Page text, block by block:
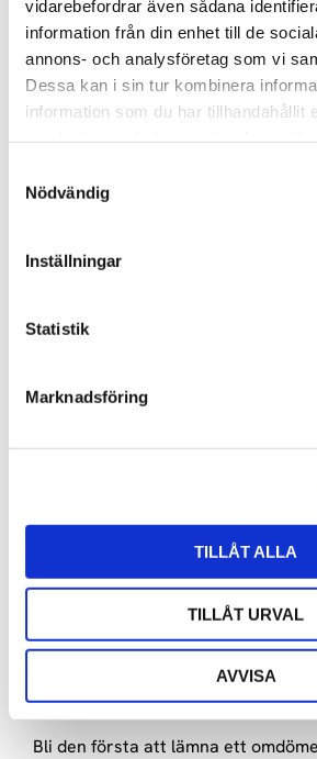
vidarebefordrar även sådana
information från din enhet till de
annons- och analysföretag som vi
Dessa kan i sin tur kombinera
information som du har tillhandahållit
Nödvändig
Inställningar
Statistik
Marknadsföring
TILLÅT ALLA
TILLÅT URVAL
AVVISA
Du
Bli den första att lämna ett
RELATERADE PRODUKTER
HIFI ROSE RA180
74 990kr
Lägg till i